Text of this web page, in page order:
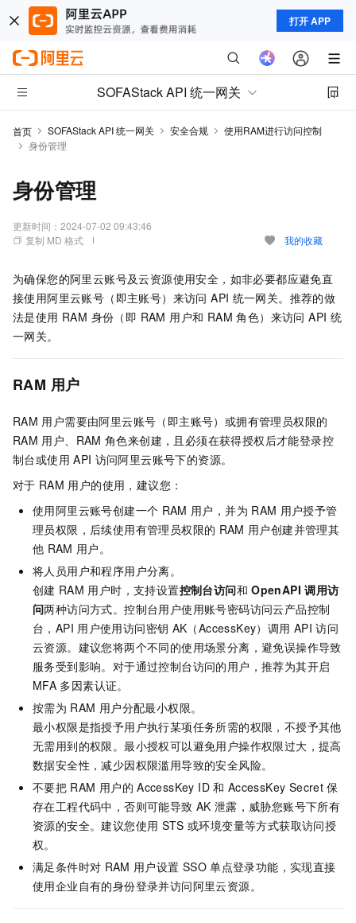
打开 APP
SOFAStack API 统一网关
首页 SOFAStack API 统一网关 安全合规
使用RAM进行访问控制
身份管理
身份管理
更新时间： 2024-07-02 09:43:46
复制 MD 格式
我的收藏
为确保您的阿里云账号及云资源使用安全，如非必要都应避免直
接使用阿里云账号（即主账号）来访问 API 统一网关。推荐的做
法是使用 RAM 身份（即 RAM 用户和 RAM 角色）来访问 API 统
一网关。
RAM 用户
RAM 用户需要由阿里云账号（即主账号）或拥有管理员权限的
RAM 用户、RAM 角色来创建，且必须在获得授权后才能登录控
制台或使用 API 访问阿里云账号下的资源。
对于 RAM 用户的使用，建议您：
使用阿里云账号创建一个 RAM 用户，并为 RAM 用户授予管
理员权限，后续使用有管理员权限的 RAM 用户创建并管理其
他 RAM 用户。
将人员用户和程序用户分离。
创建 RAM 用户时，支持设置控制台访问和 OpenAPI 调用访
问两种访问方式。控制台用户使用账号密码访问云产品控制
台，API 用户使用访问密钥 AK（AccessKey）调用 API 访问
云资源。建议您将两个不同的使用场景分离，避免误操作导致
服务受到影响。对于通过控制台访问的用户，推荐为其开启
MFA 多因素认证。
按需为 RAM 用户分配最小权限。
最小权限是指授予用户执行某项任务所需的权限，不授予其他
无需用到的权限。最小授权可以避免用户操作权限过大，提高
数据安全性，减少因权限滥用导致的安全风险。
不要把 RAM 用户的 AccessKey ID 和 AccessKey Secret 保
存在工程代码中，否则可能导致 AK 泄露，威胁您账号下所有
资源的安全。建议您使用 STS 或环境变量等方式获取访问授
权。
满足条件时对 RAM 用户设置 SSO 单点登录功能，实现直接
使用企业自有的身份登录并访问阿里云资源。